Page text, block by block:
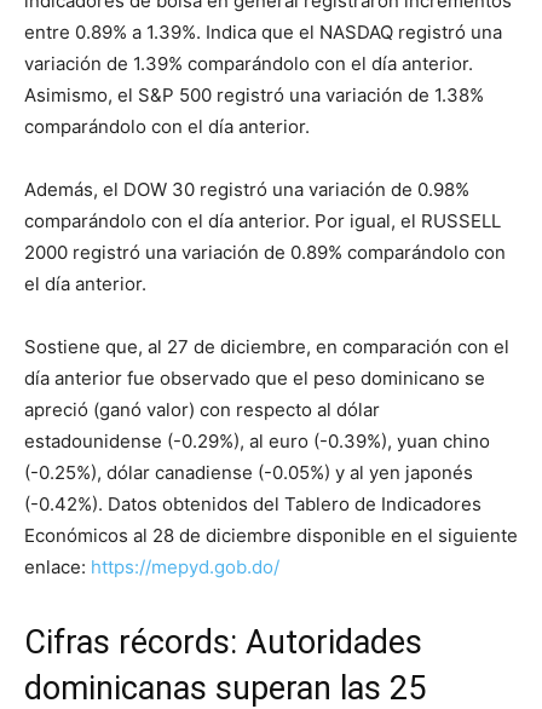
entre 0.89% a 1.39%. Indica que el NASDAQ registró una
variación de 1.39% comparándolo con el día anterior.
Asimismo, el S&P 500 registró una variación de 1.38%
comparándolo con el día anterior.
Además, el DOW 30 registró una variación de 0.98%
comparándolo con el día anterior. Por igual, el RUSSELL
2000 registró una variación de 0.89% comparándolo con
el día anterior.
Sostiene que, al 27 de diciembre, en comparación con el
día anterior fue observado que el peso dominicano se
apreció (ganó valor) con respecto al dólar
estadounidense (-0.29%), al euro (-0.39%), yuan chino
(-0.25%), dólar canadiense (-0.05%) y al yen japonés
(-0.42%). Datos obtenidos del Tablero de Indicadores
Económicos al 28 de diciembre disponible en el siguiente
enlace: https://mepyd.gob.do/
Cifras récords: Autoridades
dominicanas superan las 25